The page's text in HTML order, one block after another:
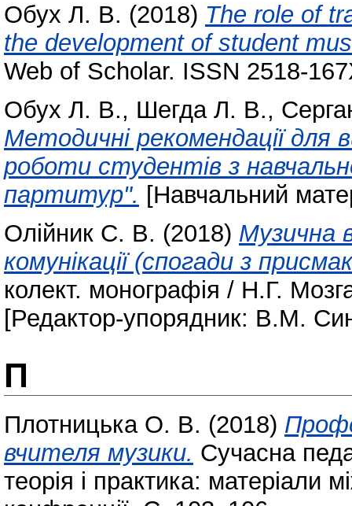
Обух Л. В. (2018) The role of
the development of student
Web of Scholar. ISSN 2518-
Обух Л. В., Шегда Л. В.,
Методичні рекомендації для
роботи студентів з
партитур". [Навчальний
Олійник С. В. (2018) Музична
комунікації (спогади з
колект. монографія / Н.Г.
[Редактор-упорядник: В.М.
П
Плотницька О. В. (2018)
вчителя музики. Сучасна
теорія і практика: матеріали